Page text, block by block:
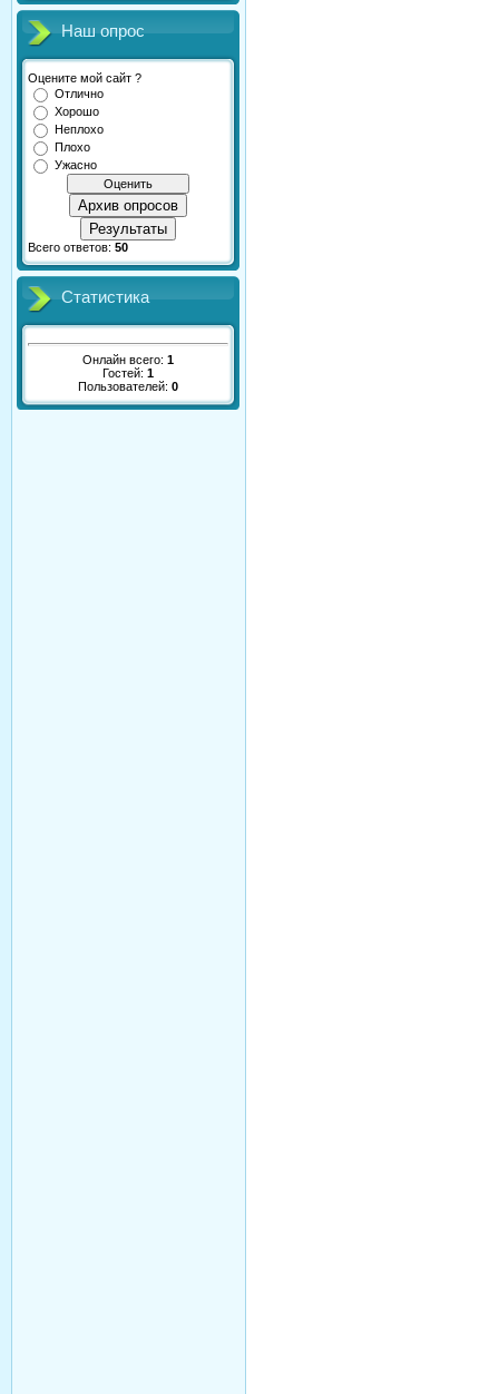
Наш опрос
Оцените мой сайт ?
Отлично
Хорошо
Неплохо
Плохо
Ужасно
Архив опросов
Результаты
Всего ответов: 50
Статистика
Онлайн всего: 1
Гостей: 1
Пользователей: 0